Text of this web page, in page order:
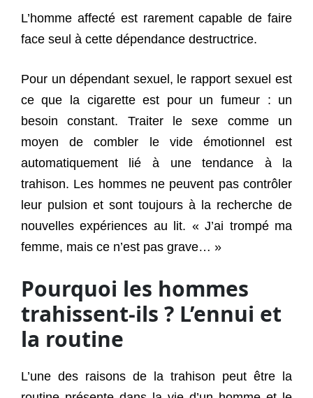
L’homme affecté est rarement capable de faire
face seul à cette dépendance destructrice.
Pour un dépendant sexuel, le rapport sexuel est
ce que la cigarette est pour un fumeur : un
besoin constant. Traiter le sexe comme un
moyen de combler le vide émotionnel est
automatiquement lié à une tendance à la
trahison. Les hommes ne peuvent pas contrôler
leur pulsion et sont toujours à la recherche de
nouvelles expériences au lit. « J’ai trompé ma
femme, mais ce n’est pas grave… »
Pourquoi les hommes
trahissent-ils ? L’ennui et
la routine
L’une des raisons de la trahison peut être la